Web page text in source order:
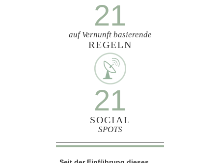
21
auf Vernunft basierende
REGELN
21
SOCIAL
SPOTS